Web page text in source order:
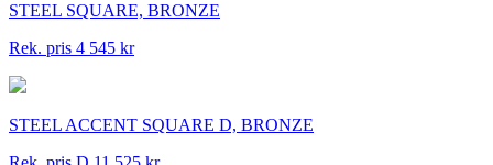
STEEL SQUARE, BRONZE
Rek. pris 4 545 kr
STEEL ACCENT SQUARE D, BRONZE